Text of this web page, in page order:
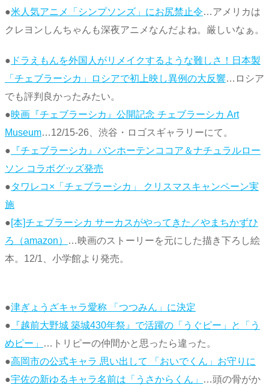
●米人気アニメ「シンプソンズ」にお尻禁止令…アメリカは
クレヨンしんちゃんも深夜アニメなんだよね。厳しいなぁ。
● ドラえもんを外国人がリメイクするような難しさ！日本製
「チェブラーシカ」ロシアで初上映し異例の大反響…ロシア
でも評判良かったみたい。
●映画『チェブラーシカ』公開記念 チェブラーシカ Art
Museum…12/15-26、渋谷・ロゴスギャラリーにて。
● 『チェブラーシカ』バンホーテンココア＆ナチュラルロー
ソン コラボグッズ発売
●タワレコ×「チェブラーシカ」 クリスマスキャンペーン実
施
●[本]チェブラーシカ サーカスがやってきた／やまちかずひ
ろ（amazon）
…映画のストーリーを元にした描き下ろし絵
本。12/1、小学館より発売。
●津ぎょうざキャラ愛称 「つつみん」に決定
● 『越前大野城 築城430年祭』で活躍の「うぐピー」と「う
めピー」
…トリピーの仲間かと思ったら違った。
●高岡市の公式キャラ 思い出して 「おいでくん」お守りに
●宇佐の新ゆるキャラ名前は「うさからくん」
…頭の骨がか